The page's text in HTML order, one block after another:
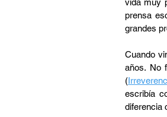
vida muy
prensa
grandes
Cuando
años. No
(
escribía
diferencia